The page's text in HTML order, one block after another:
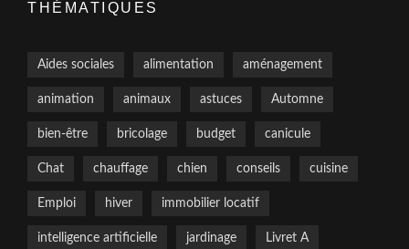
THÉMATIQUES
Aides sociales alimentation aménagement
animation animaux astuces Automne
bien-être bricolage budget canicule
Chat chauffage chien conseils cuisine
Emploi hiver immobilier locatif
intelligence artificielle jardinage Livret A